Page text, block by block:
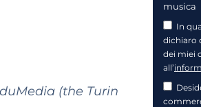
(the Turin
musica
In
dichiaro
dei miei
all’